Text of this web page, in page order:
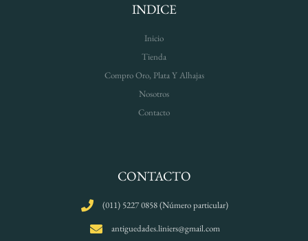
INDICE
Inicio
Tienda
Compro Oro, Plata Y Alhajas
Nosotros
Contacto
CONTACTO
(011) 5227 0858 (Número particular)
antiguedades.liniers@gmail.com